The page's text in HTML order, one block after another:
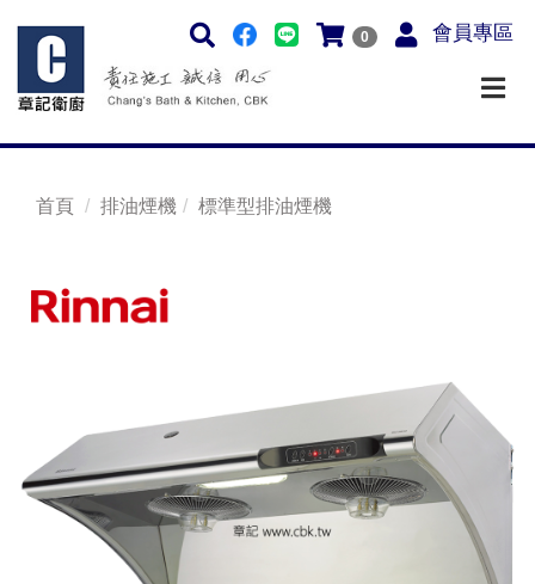
0 會員專區
首頁 排油煙機 標準型排油煙機